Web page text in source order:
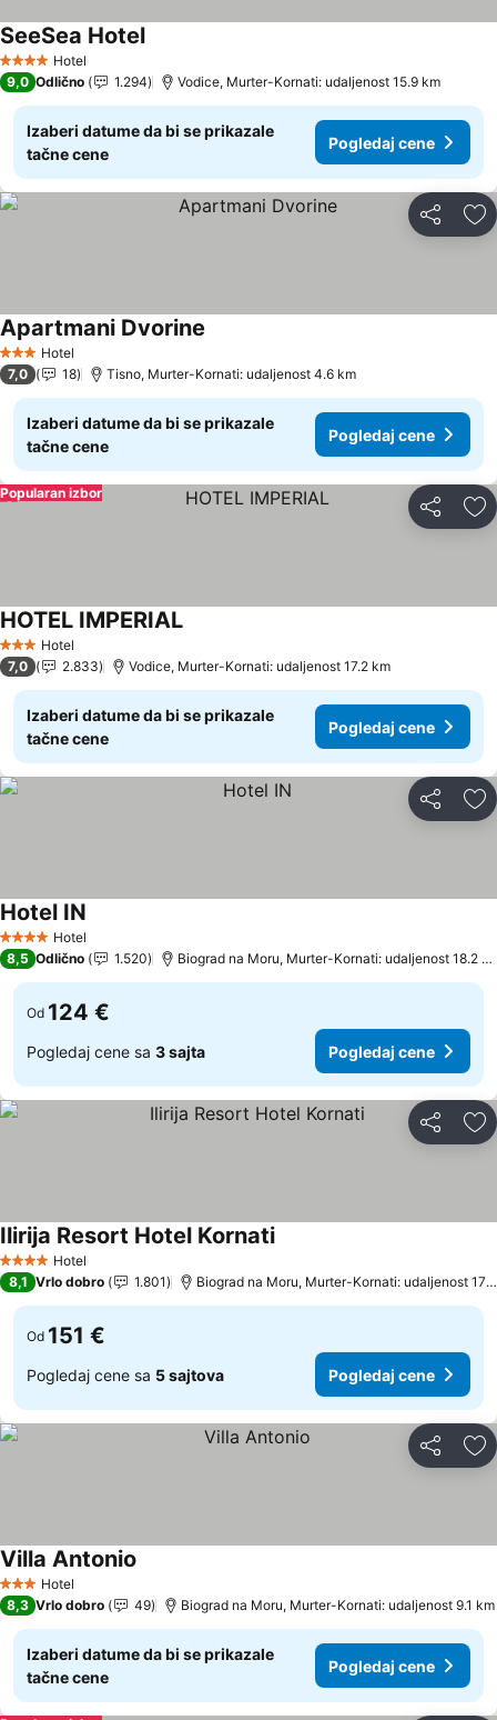
4 ZvezdiceHotel
SeeSea HotelPogledaj cene
9,0 Odlično 1.294 Vodice, Murter-Kornati: udaljenost 15.9 km
Izaberi datume da bi se prikazale
tačne cene
Pogledaj cene
Deli
3 Zvezdice
Hotel
Apartmani Dvorine
7,0 18 Tisno, Murter-Kornati: udaljenost 4.6 km
Izaberi datume da bi se prikazale
tačne cene
Pogledaj cene
Deli
Popularan izbor
3 Zvezdice
Hotel
HOTEL IMPERIALPogledaj cene
7,0 2.833 Vodice, Murter-Kornati: udaljenost 17.2 km
Izaberi datume da bi se prikazale
tačne cene
Pogledaj cene
Deli
4 ZvezdiceHotel
Hotel IN
8,5 Odlično 1.520 Biograd na Moru, Murter-Kornati: udaljenost 18.2
Od 124 €
Pogledaj cene sa 3 sajta Pogledaj cene
Deli
4 ZvezdiceHotel
Ilirija Resort Hotel KornatiPogledaj cene
8,1 Vrlo dobro 1.801 Biograd na Moru, Murter-Kornati: udaljenost
Od 151 €
Pogledaj cene sa 5 sajtova Pogledaj cene
Deli
3 Zvezdice
Hotel
Villa Antonio
8,3 Vrlo dobro 49 Biograd na Moru, Murter-Kornati: udaljenost 9.1 km
Izaberi datume da bi se prikazale
tačne cene
Pogledaj cene